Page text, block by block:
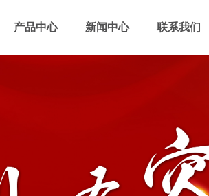
产品中心 新闻中心 联系我们